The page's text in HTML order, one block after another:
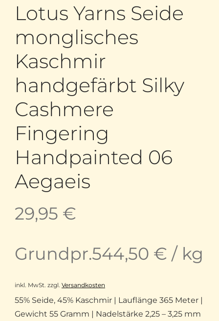
Lotus Yarns Seide
monglisches
Kaschmir
handgefärbt Silky
Cashmere
Fingering
Handpainted 06
Aegaeis
29,95 €
Grundpr.544,50 € / kg
inkl. MwSt. zzgl. Versandkosten
55% Seide, 45% Kaschmir | Lauflänge 365 Meter |
Gewicht 55 Gramm | Nadelstärke 2,25 – 3,25 mm